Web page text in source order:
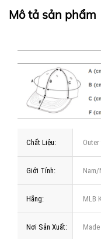
Mô tả sản phẩm
Chất Liệu:
Giới Tính: Nam/
Hãng: MLB
Nơi Sản Xuất: